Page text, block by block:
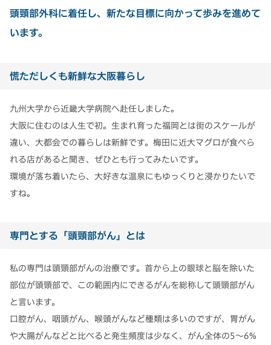
頭頸部外科に着任し、新たな目標に向かって歩みを進めて
います。
慌ただしくも新鮮な大阪暮らし
九州大学から近畿大学病院へ赴任しました。
大阪に住むのは人生で初。生まれ育った福岡とは街のスケールが
違い、大都会での暮らしは新鮮です。梅田に近大マグロが食べら
れる店があると聞き、ぜひとも行ってみたいです。
環境が落ち着いたら、大好きな温泉にもゆっくりと浸かりたいで
すね。
専門とする「頭頸部がん」とは
私の専門は頭頸部がんの治療です。首から上の眼球と脳を除いた
部位が頭頸部で、この範囲内にできるがんを総称して頭頸部がん
と言います。
口腔がん、咽頭がん、喉頭がんなど種類は多いのですが、胃がん
や大腸がんなどと比べると発生頻度は少なく、がん全体の5～6%